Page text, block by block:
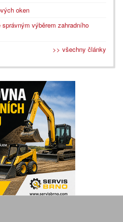
oken
výběrem zahradního
>> všechny články